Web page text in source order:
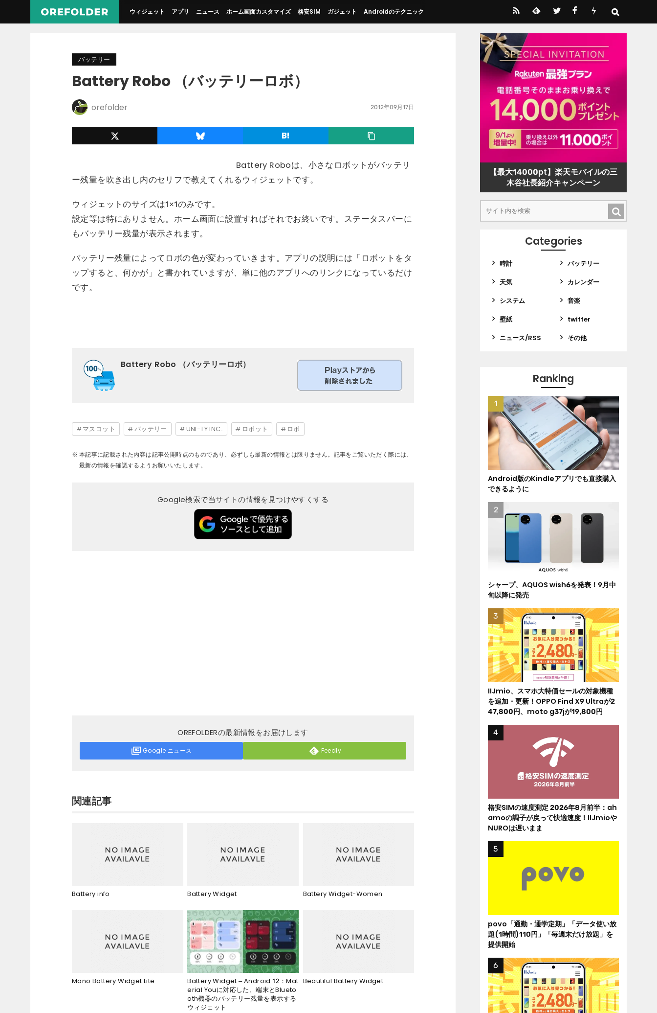
ウィジェット アプリ ニュース ホーム画面カスタマイズ 格安SIM ガジェット Androidのテクニック
バッテリー
Battery Robo （バッテリーロボ）
orefolder 2012年09月17日
Battery Roboは、小さなロボットがバッテリ
ー残量を吹き出し内のセリフで教えてくれるウィジェットです。
ウィジェットのサイズは1×1のみです。
設定等は特にありません。ホーム画面に設置すればそれでお終いです。ステータスバーに
もバッテリー残量が表示されます。
バッテリー残量によってロボの色が変わっていきます。アプリの説明には「ロボットをタ
ップすると、何かが」と書かれていますが、単に他のアプリへのリンクになっているだけ
です。
Battery Robo （バッテリーロボ）
マスコット バッテリー UNI-TY INC. ロボット ロボ
本記事に記載された内容は記事公開時点のものであり、必ずしも最新の情報とは限りません。記事をご覧いただく際には、
最新の情報を確認するようお願いいたします。
Google検索で当サイトの情報を見つけやすくする
OREFOLDERの最新情報をお届けします
Google ニュース Feedly
関連記事
Battery info Battery Widget Battery Widget-Women
Mono Battery Widget Lite
Battery Widget – Android 12：Mat
erial Youに対応した、端末とBlueto
oth機器のバッテリー残量を表示する
ウィジェット
Beautiful Battery Widget
【最大14000pt】楽天モバイルの三
木谷社長紹介キャンペーン
Categories
時計
バッテリー
天気
カレンダー
システム
音楽
壁紙
twitter
ニュース/RSS
その他
Ranking
Android版のKindleアプリでも直接購入
できるように
シャープ、AQUOS wish6を発表！9月中
旬以降に発売
IIJmio、スマホ大特価セールの対象機種
を追加・更新！OPPO Find X9 Ultraが2
47,800円、moto g37jが19,800円
格安SIMの速度測定 2026年8月前半：ah
amoの調子が戻って快適速度！IIJmioや
NUROは遅いまま
povo「通勤・通学定期」「データ使い放
題(1時間)110円」「毎週末だけ放題」を
提供開始